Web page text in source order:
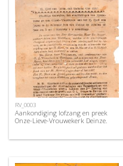
RV_0003
Aankondiging lofzang en preek
Onze-Lieve-Vrouwekerk Deinze.